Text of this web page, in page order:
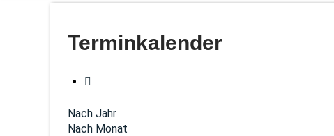
Terminkalender
Nach Jahr
Nach Monat